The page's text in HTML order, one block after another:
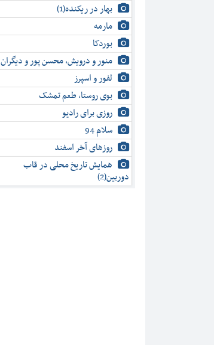
بهار در ریکنده(1)
مارمه
بوردکا
منور و درویش، محسن پور و دیگران
لفور و اسپرز
بوی روستا، طعم تمشک
روزی برای رادیو
سلام 94
روزهای آخر اسفند
همایش تاریخ محلی در قاب
دوربین(2)